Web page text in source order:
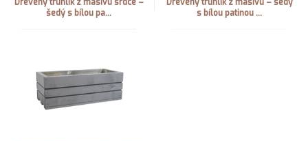
šedý s bílou pa...
s bílou patinou ...